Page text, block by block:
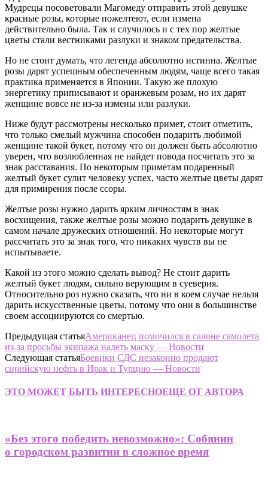
Мудрецы посоветовали Магомеду отправить этой девушке
красные розы, которые пожелтеют, если измена
действительно была. Так и случилось и с тех пор желтые
цветы стали вестниками разлуки и знаком предательства.
Но не стоит думать, что легенда абсолютно истинна. Желтые
розы дарят успешным обеспеченным людям, чаще всего такая
практика применяется в Японии. Такую же плохую
энергетику приписывают и оранжевым розам, но их дарят
женщине вовсе не из-за измены или разлуки.
Ниже будут рассмотрены несколько примет, стоит отметить,
что только смелый мужчина способен подарить любимой
женщине такой букет, потому что он должен быть абсолютно
уверен, что возлюбленная не найдет повода посчитать это за
знак расставания. По некоторым приметам подаренный
желтый букет сулит человеку успех, часто желтые цветы дарят
для примирения после ссоры.
Желтые розы нужно дарить ярким личностям в знак
восхищения, также желтые розы можно подарить девушке в
самом начале дружеских отношений. Но некоторые могут
рассчитать это за знак того, что никаких чувств вы не
испытываете.
Какой из этого можно сделать вывод? Не стоит дарить
желтый букет людям, сильно верующим в суеверия.
Относительно роз нужно сказать, что ни в коем случае нельзя
дарить искусственные цветы, потому что они в большинстве
своем ассоциируются со смертью.
Предыдущая статьяАмериканец помочился в салоне самолета
из-за просьбы экипажа надеть маску — Новости
Следующая статьяБоевики СДС незаконно продают
сирийскую нефть в Ирак и Турцию — Новости
ЭТО МОЖЕТ БЫТЬ ИНТЕРЕСНОЕЩЕ ОТ АВТОРА
«Без этого победить невозможно»: Собянин
о городском развитии в сложное время